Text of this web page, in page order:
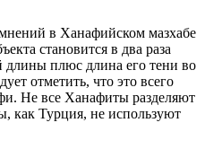
в Ханафийском мазхабе
становится в два раза
длины плюс длина его тени во
отметить, что это всего
Не все Ханафиты разделяют
как Турция, не используют